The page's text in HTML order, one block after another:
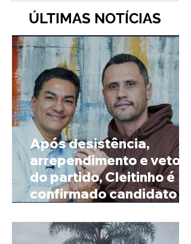
ÚLTIMAS NOTÍCIAS
Após desistência,
arrependimento e veto
do partido, Cleitinho é
confirmado candidato ao